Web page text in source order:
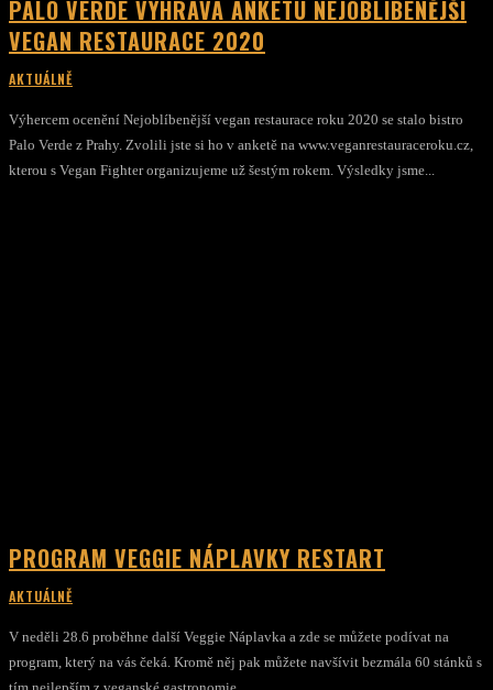
PALO VERDE VYHRÁVÁ ANKETU NEJOBLÍBENĚJŠÍ
VEGAN RESTAURACE 2020
AKTUÁLNĚ
Výhercem ocenění Nejoblíbenější vegan restaurace roku 2020 se stalo bistro
Palo Verde z Prahy. Zvolili jste si ho v anketě na www.veganrestauraceroku.cz,
kterou s Vegan Fighter organizujeme už šestým rokem. Výsledky jsme...
PROGRAM VEGGIE NÁPLAVKY RESTART
AKTUÁLNĚ
V neděli 28.6 proběhne další Veggie Náplavka a zde se můžete podívat na
program, který na vás čeká. Kromě něj pak můžete navšívit bezmála 60 stánků s